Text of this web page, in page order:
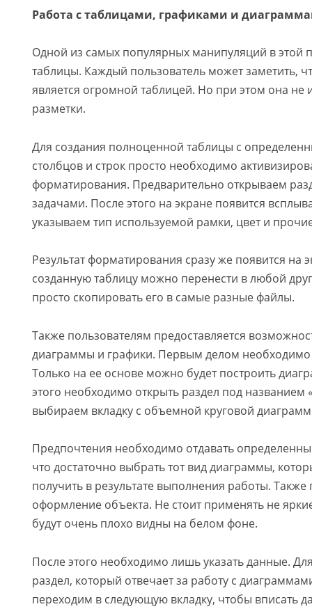
Работа с таблицами, графиками и
Одной из самых популярных манипуляций в этой
таблицы. Каждый пользователь может заметить,
является огромной таблицей. Но при этом она не
разметки.
Для создания полноценной таблицы с
столбцов и строк просто необходимо
форматирования. Предварительно открываем
задачами. После этого на экране появится
указываем тип используемой рамки, цвет и
Результат форматирования сразу же появится на
созданную таблицу можно перенести в любой
просто скопировать его в самые разные файлы.
Также пользователям предоставляется
диаграммы и графики. Первым делом необходимо
Только на ее основе можно будет построить
этого необходимо открыть раздел под названием
выбираем вкладку с объемной круговой
Предпочтения необходимо отдавать
что достаточно выбрать тот вид диаграммы,
получить в результате выполнения работы. Также
оформление объекта. Не стоит применять не
будут очень плохо видны на белом фоне.
После этого необходимо лишь указать данные.
раздел, который отвечает за работу с
переходим в следующую вкладку, чтобы вписать